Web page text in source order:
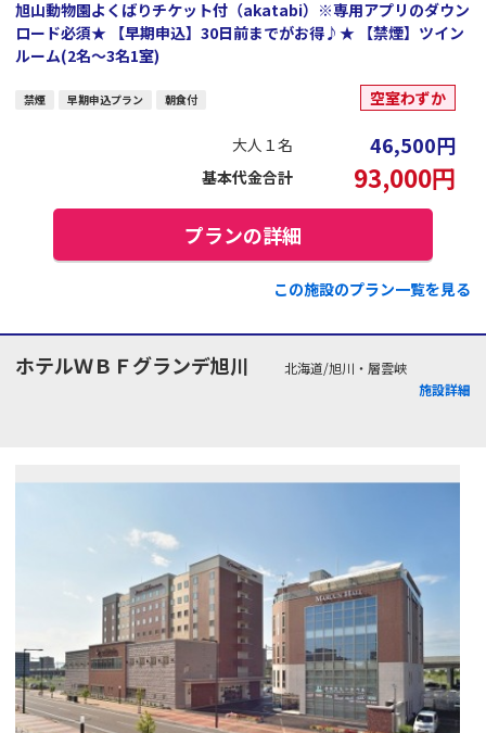
旭山動物園よくばりチケット付（akatabi）※専用アプリのダウン
ロード必須★ 【早期申込】30日前までがお得♪★ 【禁煙】ツイン
ルーム(2名～3名1室)
禁煙 早期申込プラン 朝食付 空室わずか
大人１名 46,500円
基本代金合計 93,000円
プランの詳細
この施設のプラン一覧を見る
ホテルＷＢＦグランデ旭川
北海道/旭川・層雲峡
施設詳細